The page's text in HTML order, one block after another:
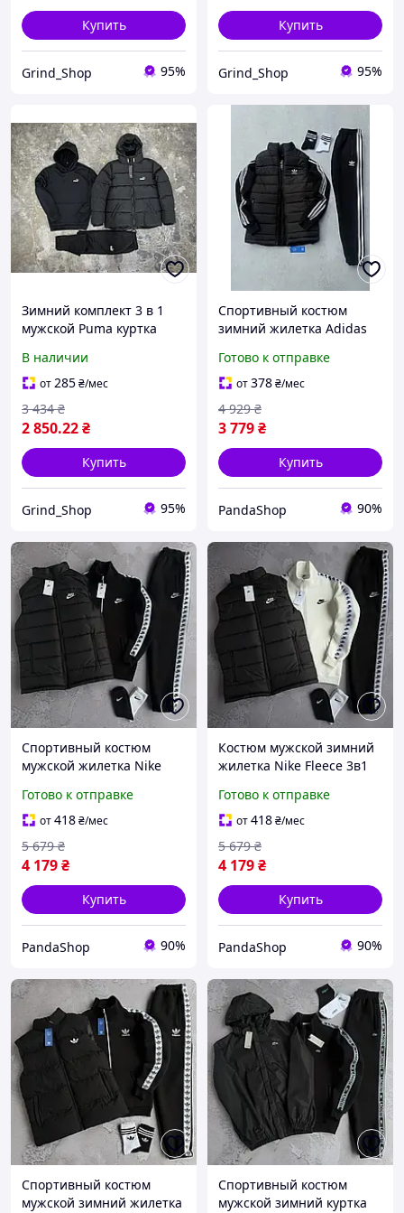
Купить
Grind_Shop 95%
Купить
Grind_Shop 95%
Зимний комплект 3 в 1
мужской Puma куртка
и штаны спортивный
костюм на флисе
GRD0420
В наличии
от285₴/мес
2 850.22₴
3 434 ₴
Купить
Grind_Shop 95%
Спортивный костюм
зимний жилетка Adidas
комплект теплый на
флисе адидас черный
Готово к отправке
от378₴/мес
3 779₴
4 929 ₴
Купить
PandaShop 90%
Спортивный костюм
мужской жилетка Nike
зимний теплый комплект
найк
Готово к отправке
от418₴/мес
4 179₴
5 679 ₴
Купить
PandaShop 90%
Костюм мужской зимний
жилетка Nike Fleece 3в1
спортивный комплект
найк
Готово к отправке
от418₴/мес
4 179₴
5 679 ₴
Купить
PandaShop 90%
Спортивный костюм
мужской зимний жилетка
Спортивный костюм
мужской зимний куртка